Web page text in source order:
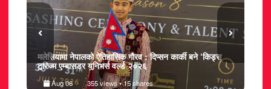
मलेसियामा नेपालको ऐतिहासिक गौरव : दिप्सन कार्की बने ‘किड्स
टुरिज्म एम्बासडर युनिभर्स वर्ल्ड २०२६
Aug 06 355 views • 15 shares